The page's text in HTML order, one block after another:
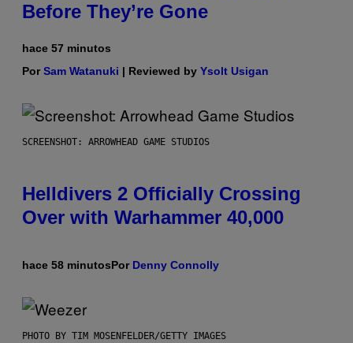
Before They’re Gone
hace 57 minutos
PorSam Watanuki | Reviewed by Ysolt Usigan
SCREENSHOT: ARROWHEAD GAME STUDIOS
Helldivers 2 Officially Crossing
Over with Warhammer 40,000
hace 58 minutosPor Denny Connolly
PHOTO BY TIM MOSENFELDER/GETTY IMAGES